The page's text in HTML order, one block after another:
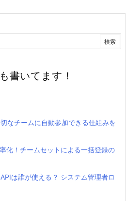
書いてます！
なチームに自動参加できる仕組みを
化！チームセットによる一括登録の
は誰が使える？ システム管理者ロ